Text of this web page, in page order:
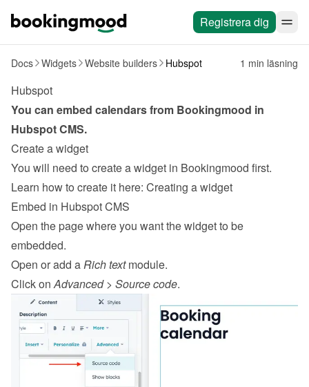
Registrera dig
Docs Widgets Website builders Hubspot 1 min läsning
Hubspot
HubspotCMS.
Create a widget
You will need to create a widget in Bookingmood first.
Learn how to create it here: Creating a widget
Embed in Hubspot CMS
Open the page where you want the widget to be
embedded.
Open or add a Rich text module.
Click on Advanced > Source code.